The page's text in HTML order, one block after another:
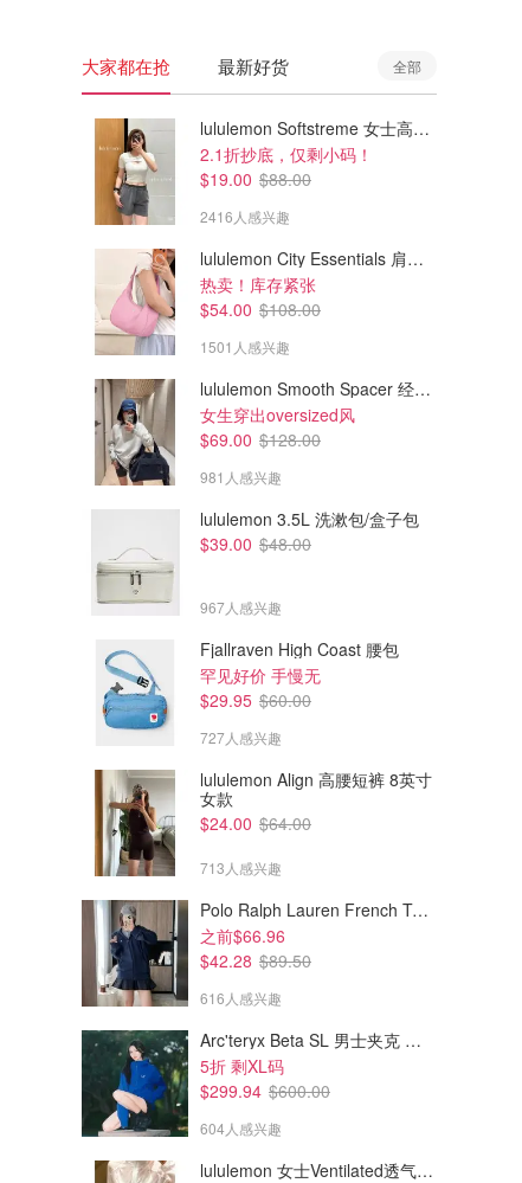
Summer Fridays 香草香氛喷
$120.50 $161.00
Ellis Brooklyn 芭乐香草香蕉香
水50ml
Sephora.ca
大家都在抢 最新好货 全部
lululemon Softstreme 女士高腰短裤 10cm
2.1折抄底，仅剩小码！
$19.00 $88.00
2416人感兴趣
lululemon City Essentials 肩背包 4L
热卖！库存紧张
$54.00 $108.00
1501人感兴趣
lululemon Smooth Spacer 经典卫衣
女生穿出oversized风
$69.00 $128.00
981人感兴趣
lululemon 3.5L 洗漱包/盒子包
$39.00 $48.00
967人感兴趣
Fjallraven High Coast 腰包
罕见好价 手慢无
$29.95 $60.00
727人感兴趣
lululemon Align 高腰短裤 8英寸
女款
$24.00 $64.00
713人感兴趣
Polo Ralph Lauren French Terry 女童连帽卫衣 7-16码
之前$66.96
$42.28 $89.50
616人感兴趣
Arc'teryx Beta SL 男士夹克 黑色
5折 剩XL码
$299.94 $600.00
604人感兴趣
lululemon 女士Ventilated透气可收纳跑步夹克